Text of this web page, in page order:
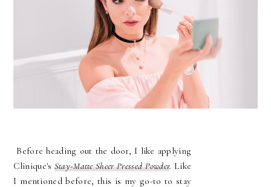
Before heading out the door, I like applying
Clinique's Stay-Matte Sheer Pressed Powder. Like
I mentioned before, this is my go-to to stay